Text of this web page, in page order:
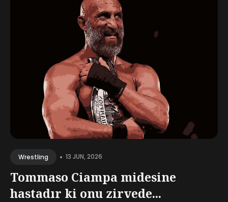
Wrestling • 13 JUN, 2026
Tommaso Ciampa midesine
hastadır ki onu zirvede...